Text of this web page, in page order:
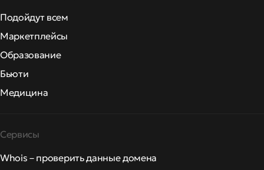
Подойдут всем
Маркетплейсы
Образование
Бьюти
Медицина
Сервисы
Whois – проверить данные домена